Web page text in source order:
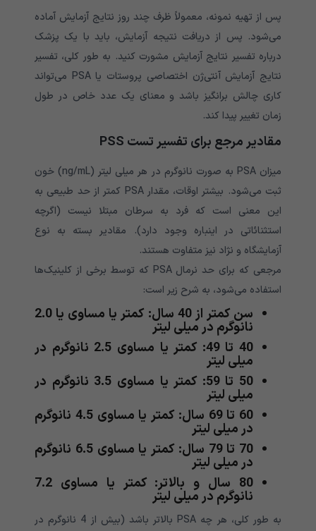
پس از تهیه نمونه، معمولاً ظرف چند روز نتایج آزمایش آماده
می‌شود. پس از دریافت نتیجه آزمایش، باید با یک پزشک
درباره تفسیر نتایج آزمایش مشورت کنید. به طور کلی، تفسیر
نتایج آزمایش آنتی‌ژن اختصاصی پروستات یا PSA می‌تواند
کاری چالش برانگیز باشد و معنای یک عدد خاص در طول
زمان تغییر پیدا کند.
مقادیر مرجع برای تفسیر تست PSS
میزان PSA به صورت نانوگرم در هر میلی لیتر (ng/mL) خون
ثبت می‌شود. بیشتر اوقات، مقدار PSA کمتر از حد طبیعی به
این معنی است که فرد به سرطان مبتلا نیست (اگرچه
استثنائاتی در اینباره وجود دارد). مقادیر بسته به نوع
آزمایشگاه و نژاد نیز متفاوت هستند.
مرجعی که برای حد نرمال PSA که توسط برخی از کلینیک‌ها
استفاده می‌شود، به شرح زیر است:
سن کمتر از 40 سال: کمتر یا مساوی یا 2.0
نانوگرم در میلی لیتر
40 تا 49: کمتر یا مساوی 2.5 نانوگرم در
میلی لیتر
50 تا 59: کمتر یا مساوی 3.5 نانوگرم در
میلی لیتر
60 تا 69 سال: کمتر یا مساوی 4.5 نانوگرم
در میلی لیتر
70 تا 79 سال: کمتر یا مساوی 6.5 نانوگرم
در میلی لیتر
80 سال و بالاتر: کمتر یا مساوی 7.2
نانوگرم در میلی لیتر
به طور کلی، هر چه PSA بالاتر باشد (بیش از 4 نانوگرم در